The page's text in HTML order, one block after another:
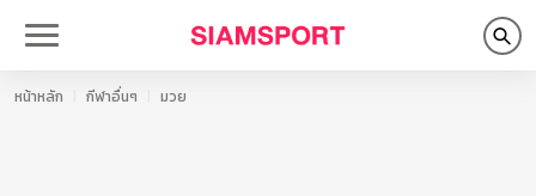
หน้าหลัก กีฬาอื่นๆ มวย